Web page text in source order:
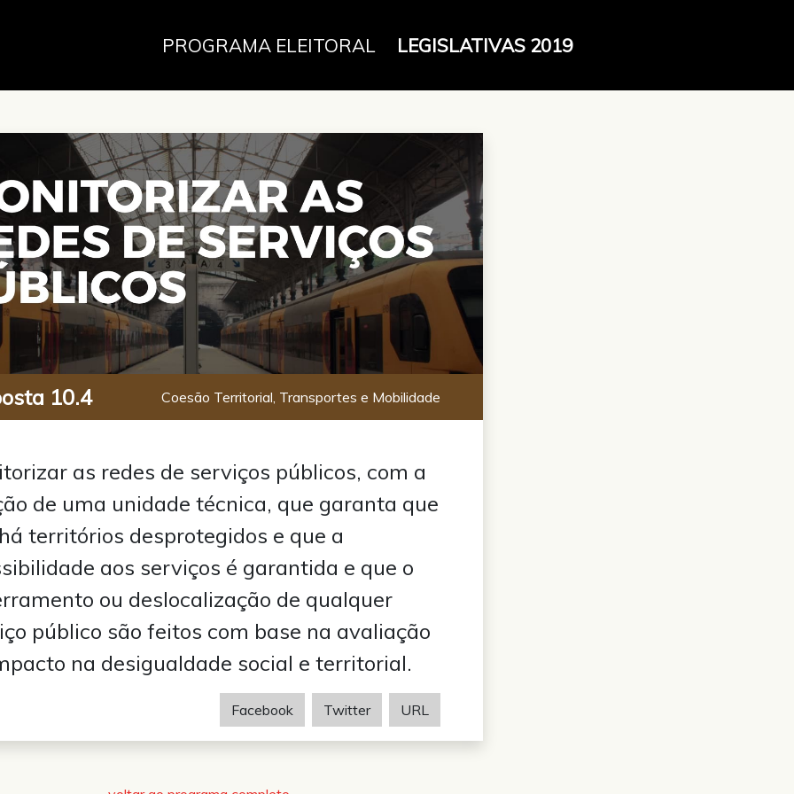
PROGRAMA ELEITORAL LEGISLATIVAS 2019
10.4 Coesão Territorial, Transportes e Mobilidade
as redes de serviços públicos, com a
de uma unidade técnica, que garanta que
territórios desprotegidos e que a
aos serviços é garantida e que o
ou deslocalização de qualquer
público são feitos com base na avaliação
na desigualdade social e territorial.
Facebook Twitter URL